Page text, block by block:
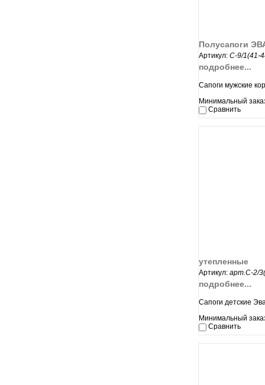
Полусапоги
Артикул: С-9/1(41-
подробнее...
Сапоги мужские
Минимальный
Сравнить
утепленные
Артикул: арт.С-2/
подробнее...
Сапоги детские
Минимальный
Сравнить